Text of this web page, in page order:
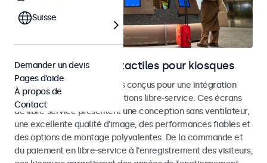
Moniteurs et écrans tactiles pour kiosques
Moniteurs et écrans tactiles conçus pour une intégration
dans les kiosques et les solutions libre-service. Ces écrans
de libre-service présentent une conception sans ventilateur,
une excellente qualité d'image, des performances fiables et
des options de montage polyvalentes. De la commande et
du paiement en libre-service à l'enregistrement des visiteurs,
Suisse
Demander un devis
Pages d’aide
À propos de
Contact